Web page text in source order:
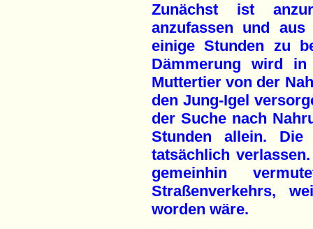
Zunächst ist
anzufassen und aus
einige Stunden zu
Dämmerung wird
Muttertier von der
den Jung-Igel
der Suche nach
Stunden allein. Die
tatsächlich
gemeinhin
Straßenverkehrs,
worden wäre.